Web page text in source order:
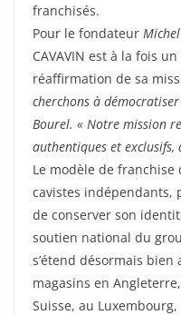
franchisés.
Pour le fondateur
CAVAVIN est à la fois
réaffirmation de sa
cherchons à
Bourel. « Notre mission
authentiques et exclusifs,
Le modèle de franchise
cavistes indépendants,
de conserver son
soutien national du
s’étend désormais bien
magasins en
Suisse, au